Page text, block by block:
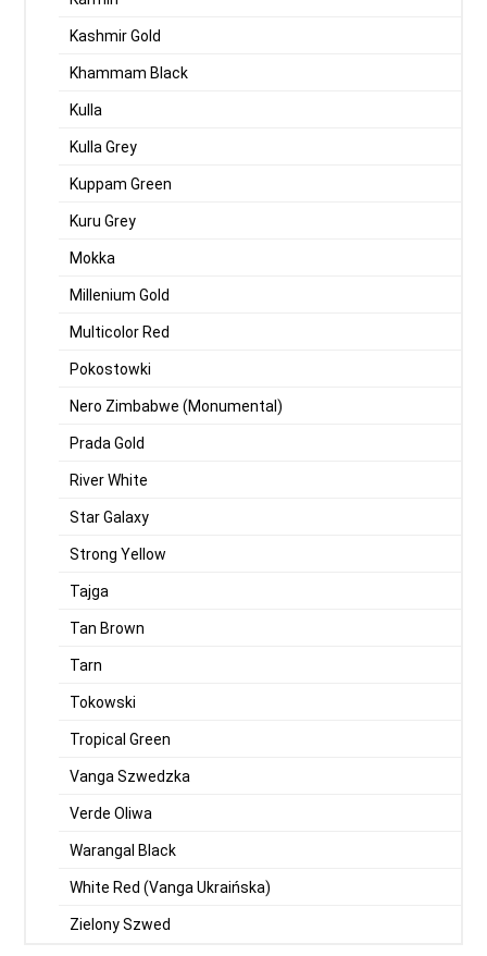
Kashmir Gold
Khammam Black
Kulla
Kulla Grey
Kuppam Green
Kuru Grey
Mokka
Millenium Gold
Multicolor Red
Pokostowki
Nero Zimbabwe (Monumental)
Prada Gold
River White
Star Galaxy
Strong Yellow
Tajga
Tan Brown
Tarn
Tokowski
Tropical Green
Vanga Szwedzka
Verde Oliwa
Warangal Black
White Red (Vanga Ukraińska)
Zielony Szwed